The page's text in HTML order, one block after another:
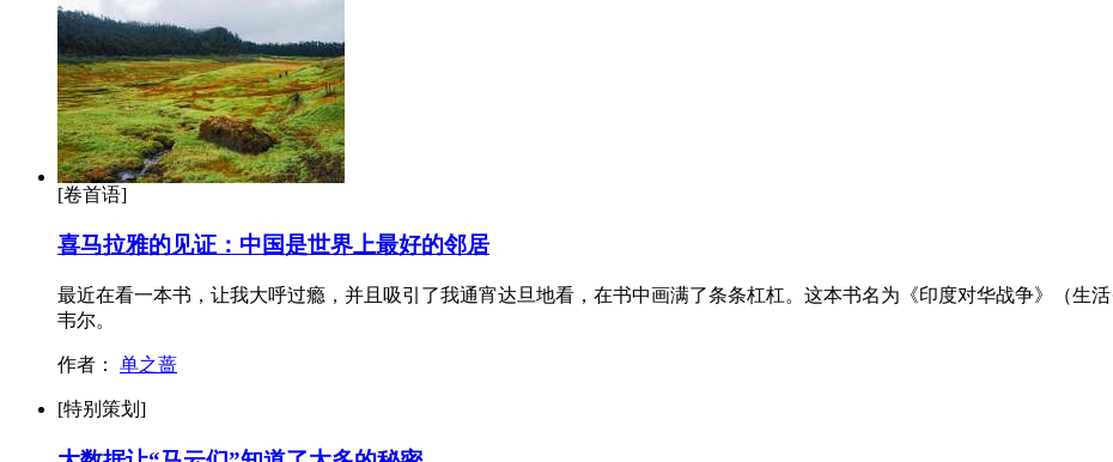
[卷首语]
喜马拉雅的见证：中国是世界上最好的邻居
最近在看一本书，让我大呼过瘾，并且吸引了我通宵达旦地看，在书中画满了条条杠杠。这本书名为《印度对华战争》（生
韦尔。
作者： 单之蔷
[特别策划]